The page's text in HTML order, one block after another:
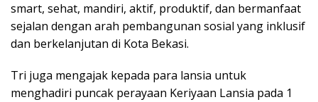
smart, sehat, mandiri, aktif, produktif, dan bermanfaat
sejalan dengan arah pembangunan sosial yang inklusif
dan berkelanjutan di Kota Bekasi.
Tri juga mengajak kepada para lansia untuk
menghadiri puncak perayaan Keriyaan Lansia pada 1